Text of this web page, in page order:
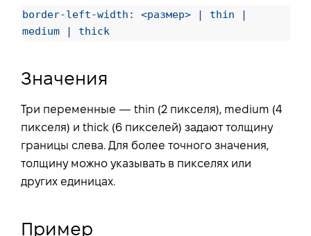
border-left-width: <размер> | thin |
medium | thick
Значения
Три переменные — thin (2 пикселя), medium (4
пикселя) и thick (6 пикселей) задают толщину
границы слева. Для более точного значения,
толщину можно указывать в пикселях или
других единицах.
Пример